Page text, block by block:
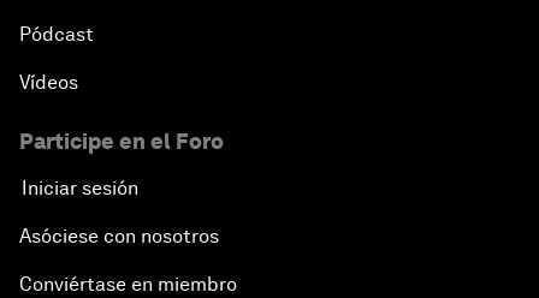
Pódcast
Vídeos
Participe en el Foro
Iniciar sesión
Asóciese con nosotros
Conviértase en miembro